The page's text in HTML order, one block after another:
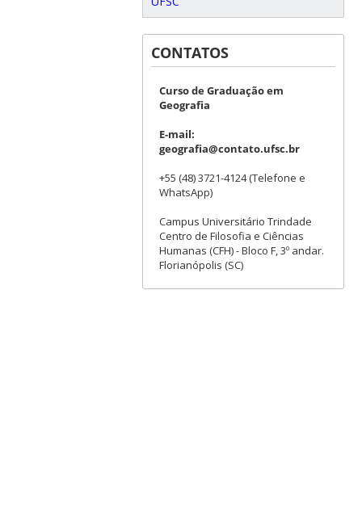
CONTATOS
Curso de Graduação em
Geografia
E-mail:
geografia@contato.ufsc.br
+55 (48) 3721-4124 (Telefone e
WhatsApp)
Campus Universitário Trindade
Centro de Filosofia e Ciências
Humanas (CFH) - Bloco F, 3º andar.
Florianópolis (SC)